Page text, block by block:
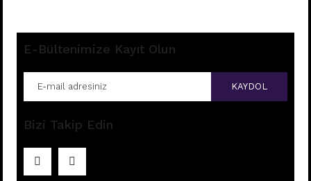
E-Bültenimize Kayıt Olun
KAYDOL
Bizi Takip Edin